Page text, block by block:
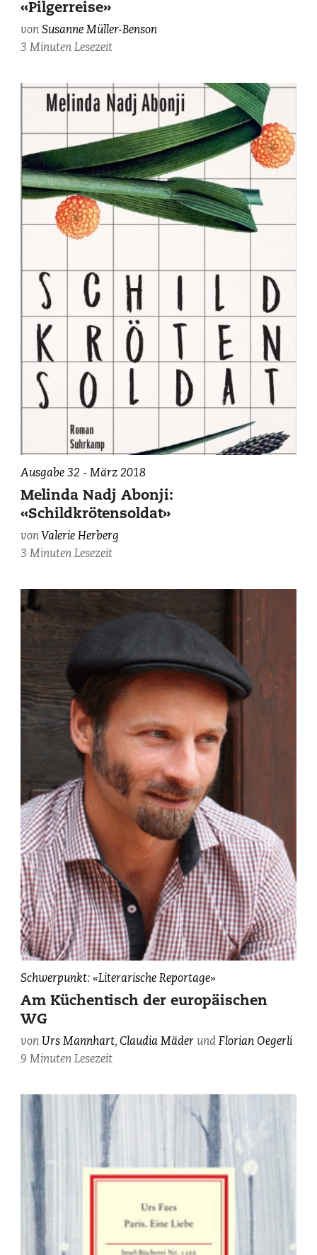
«Pilgerreise»
vonSusanne Müller-Benson
3 Minuten Lesezeit
Ausgabe 32 - März 2018
Melinda Nadj Abonji:
«Schildkrötensoldat»
von Valerie Herberg
3 Minuten Lesezeit
Urs
photographiert
von
Claudia
Mäder.
Schwerpunkt: «Literarische Reportage»
Am Küchentisch der europäischen
WG
von Urs Mannhart,Claudia Mäder undFlorian Oegerli
9 Minuten Lesezeit